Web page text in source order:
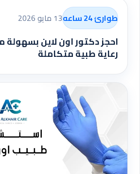
طوارئ 24 ساعه 13 مايو 2026
احجز دكتور اون لاين
رعاية طبية متكاملة